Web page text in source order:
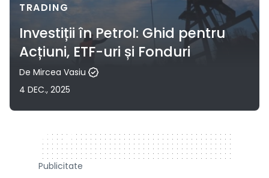
TRADING
Investiții în Petrol: Ghid pentru
Acțiuni, ETF-uri și Fonduri
De Mircea Vasiu
4 DEC., 2025
320 x 50
Publicitate